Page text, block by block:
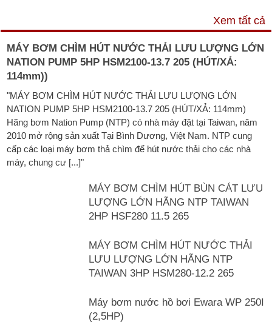
Xem tất cả
MÁY BƠM CHÌM HÚT NƯỚC THẢI LƯU LƯỢNG LỚN
NATION PUMP 5HP HSM2100-13.7 205 (HÚT/XẢ:
114mm))
"MÁY BƠM CHÌM HÚT NƯỚC THẢI LƯU LƯỢNG LỚN
NATION PUMP 5HP HSM2100-13.7 205 (HÚT/XẢ: 114mm)
Hãng bơm Nation Pump (NTP) có nhà máy đặt tại Taiwan, năm
2010 mở rộng sản xuất Tại Bình Dương, Việt Nam. NTP cung
cấp các loại máy bơm thả chìm để hút nước thải cho các nhà
máy, chung cư [...]"
MÁY BƠM CHÌM HÚT BÙN CÁT LƯU
LƯỢNG LỚN HÃNG NTP TAIWAN
2HP HSF280 11.5 265
MÁY BƠM CHÌM HÚT NƯỚC THẢI
LƯU LƯỢNG LỚN HÃNG NTP
TAIWAN 3HP HSM280-12.2 265
Máy bơm nước hồ bơi Ewara WP 250I
(2,5HP)